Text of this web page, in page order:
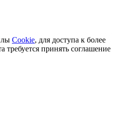
Cookie, для доступа к более
требуется принять соглашение